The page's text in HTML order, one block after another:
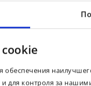
и для контроля за